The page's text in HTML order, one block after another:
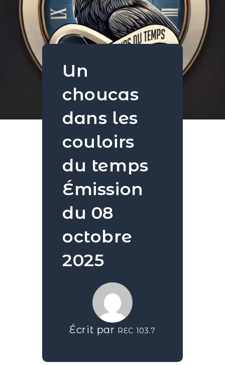
Un
choucas
dans les
couloirs
du temps
Émission
du 08
octobre
2025
Écrit par REC 103.7